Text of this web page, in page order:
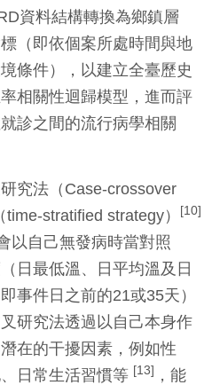
資料結構轉換為鄉鎮層
（即依個案所處時間與地
條件），以建立全臺歷史
相關性迴歸模型，進而評
診之間的流行病學相關
究法（Case-crossover
stratified strategy）
[10]
以自己無發病時當對照
日最低溫、日平均溫及日
事件日之前的21或35天）
研究法透過以自己本身作
在的干擾因素，例如性
日常生活習慣等 [13]
，能